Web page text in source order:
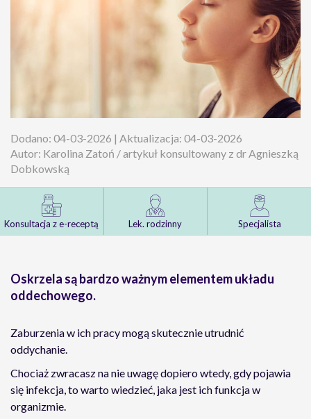
Dodano: 04-03-2026 | Aktualizacja: 04-03-2026
Autor: Karolina Zatoń / artykuł konsultowany z dr Agnieszką
Dobkowską
Konsultacja z e-receptą Lek. rodzinny Specjalista
Oskrzela są bardzo ważnym elementem układu
oddechowego.
Zaburzenia w ich pracy mogą skutecznie utrudnić
oddychanie.
Chociaż zwracasz na nie uwagę dopiero wtedy, gdy pojawia
się infekcja, to warto wiedzieć, jaka jest ich funkcja w
organizmie.